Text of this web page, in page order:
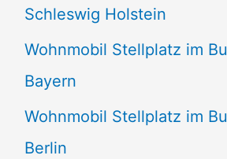
h
:
Schleswig Holstein
Wohnmobil Stellplatz im
Bayern
Wohnmobil Stellplatz im
Berlin